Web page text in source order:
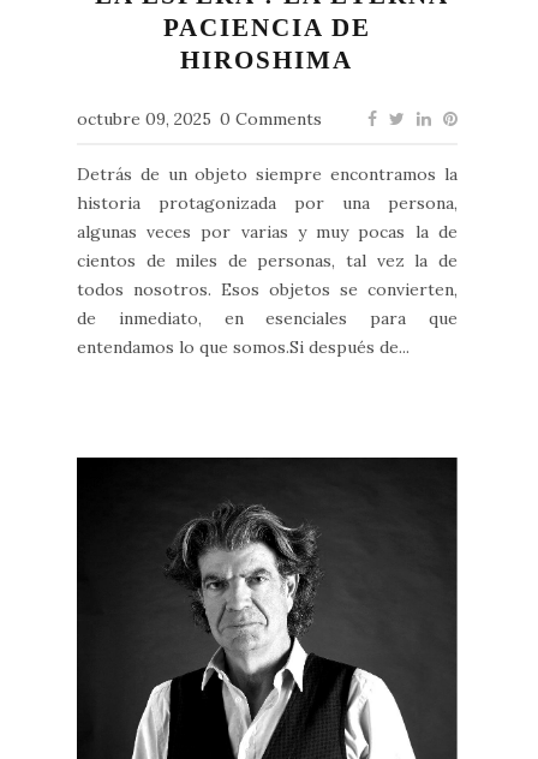
PACIENCIA DE
HIROSHIMA
octubre 09, 2025 0 Comments
Detrás de un objeto siempre encontramos la
historia protagonizada por una persona,
algunas veces por varias y muy pocas la de
cientos de miles de personas, tal vez la de
todos nosotros. Esos objetos se convierten,
de inmediato, en esenciales para que
entendamos lo que somos.Si después de...